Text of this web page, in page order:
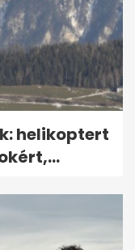
helikoptert